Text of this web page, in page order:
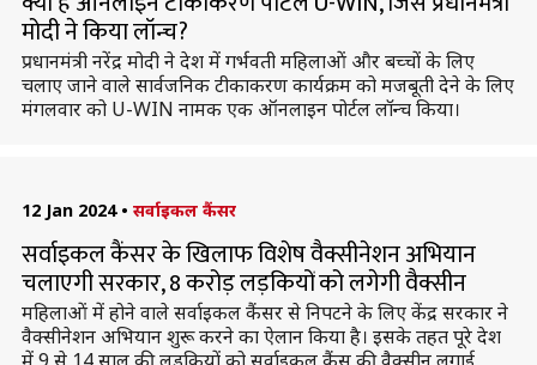
मोदी ने किया लॉन्च?
प्रधानमंत्री नरेंद्र मोदी ने देश में गर्भवती महिलाओं और बच्चों के लिए
चलाए जाने वाले सार्वजनिक टीकाकरण कार्यक्रम को मजबूती देने के लिए
मंगलवार को U-WIN नामक एक ऑनलाइन पोर्टल लॉन्च किया।
12 Jan 2024 • सर्वाइकल कैंसर
सर्वाइकल कैंसर के खिलाफ विशेष वैक्सीनेशन अभियान
चलाएगी सरकार, 8 करोड़ लड़कियों को लगेगी वैक्सीन
महिलाओं में होने वाले सर्वाइकल कैंसर से निपटने के लिए केंद्र सरकार ने
वैक्सीनेशन अभियान शुरू करने का ऐलान किया है। इसके तहत पूरे देश